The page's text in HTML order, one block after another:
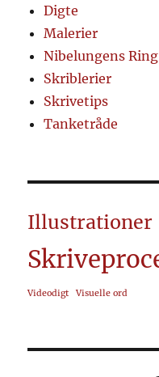
Digte
Malerier
Nibelungens Ring
Skriblerier
Skrivetips
Tanketråde
Illustrationer
Videodigt Visuelle ord